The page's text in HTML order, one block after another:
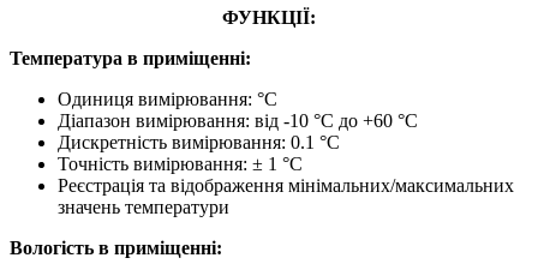
ФУНКЦІЇ:
Температура в приміщенні:
Одиниця вимірювання: °С
Діапазон вимірювання: від -10 °C до +60 °C
Дискретність вимірювання: 0.1 °C
Точність вимірювання: ± 1 °С
Реєстрація та відображення мінімальних/максимальних
значень температури
Вологість в приміщенні: